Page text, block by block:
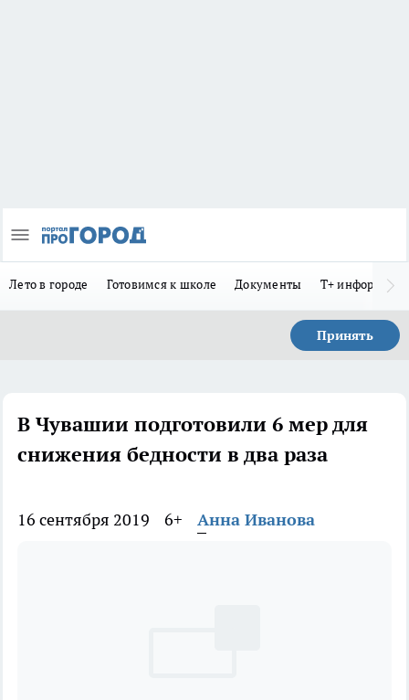
Лето в городе Готовимся к школе Документы Т+
Принять
В Чувашии подготовили 6 мер для
снижения бедности в два раза
16 сентября 2019 6+ Анна Иванова